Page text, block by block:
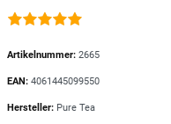
Artikelnummer: 2665
EAN: 4061445099550
Hersteller: Pure Tea